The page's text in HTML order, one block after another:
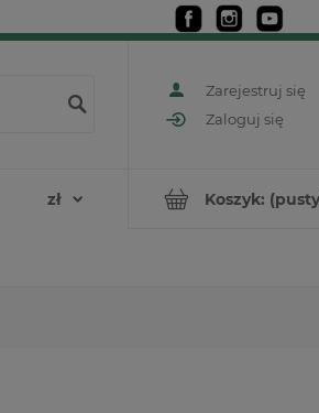
Zarejestruj się
Zaloguj się
Koszyk: